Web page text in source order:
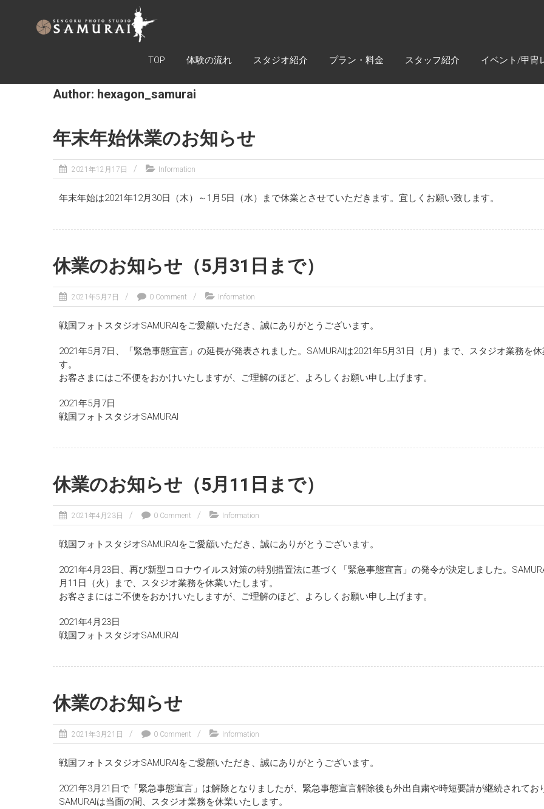
SAMURAI
戦国フォ
SAMURAI
TOP 体験の流れ スタジオ紹介 プラン・料金 スタッフ紹介 イベント/甲冑
Author: hexagon_samurai
年末年始休業のお知らせ
2021年12月17日 Information
年末年始は2021年12月30日（木）～1月5日（水）まで休業とさせていただきます。宜しくお願い致します。
休業のお知らせ（5月31日まで）
2021年5月7日 0 Comment Information
戦国フォトスタジオSAMURAIをご愛顧いただき、誠にありがとうございます。
2021年5月7日、「緊急事態宣言」の延長が発表されました。SAMURAIは2021年5月31日（月）まで、スタジオ業務を休
す。
お客さまにはご不便をおかけいたしますが、ご理解のほど、よろしくお願い申し上げます。
2021年5月7日
戦国フォトスタジオSAMURAI
休業のお知らせ（5月11日まで）
2021年4月23日 0 Comment Information
戦国フォトスタジオSAMURAIをご愛顧いただき、誠にありがとうございます。
2021年4月23日、再び新型コロナウイルス対策の特別措置法に基づく「緊急事態宣言」の発令が決定しました。
月11日（火）まで、スタジオ業務を休業いたします。
お客さまにはご不便をおかけいたしますが、ご理解のほど、よろしくお願い申し上げます。
2021年4月23日
戦国フォトスタジオSAMURAI
休業のお知らせ
2021年3月21日 0 Comment Information
戦国フォトスタジオSAMURAIをご愛顧いただき、誠にありがとうございます。
2021年3月21日で「緊急事態宣言」は解除となりましたが、緊急事態宣言解除後も外出自粛や時短要請が継続されてお
SAMURAIは当面の間、スタジオ業務を休業いたします。